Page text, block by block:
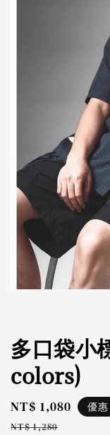
多口袋小
colors)
Sale
price
NT$ 1,080
Regular
NT$ 1,280
優惠